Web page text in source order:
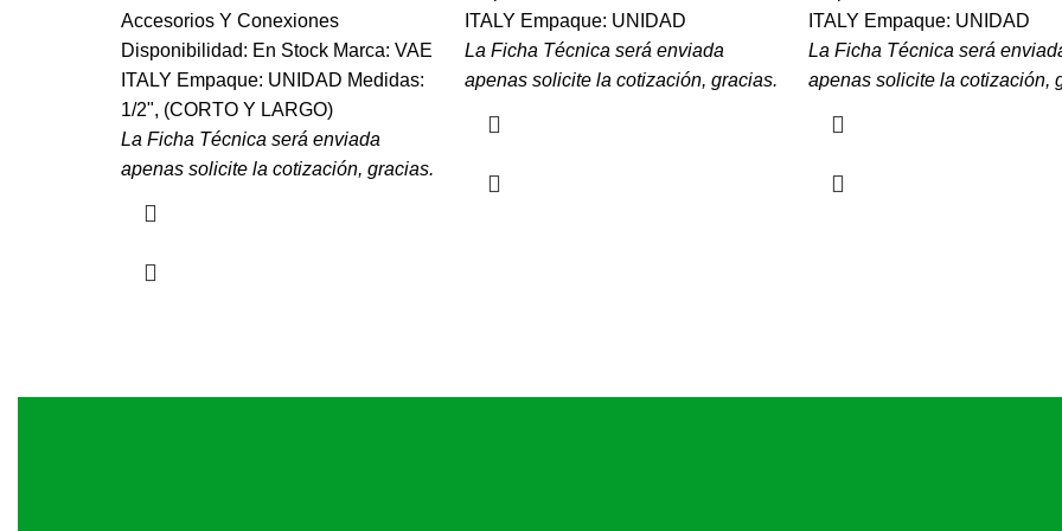
Accesorios Y Conexiones
Disponibilidad: En Stock Marca: VAE
ITALY Empaque: UNIDAD Medidas:
1/2", (CORTO Y LARGO)
La Ficha Técnica será enviada
apenas solicite la cotización, gracias.
ITALY Empaque: UNIDAD
La Ficha Técnica será enviada
apenas solicite la cotización, gracias.
ITALY Empaque: UNIDAD
La Ficha Técnica será
apenas solicite la cotización,